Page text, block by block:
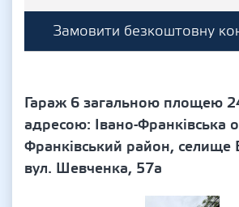
Замовити безкоштовну
Гараж 6 загальною площею
адресою: Івано-Франківська
Франківський район, селище
вул. Шевченка, 57а